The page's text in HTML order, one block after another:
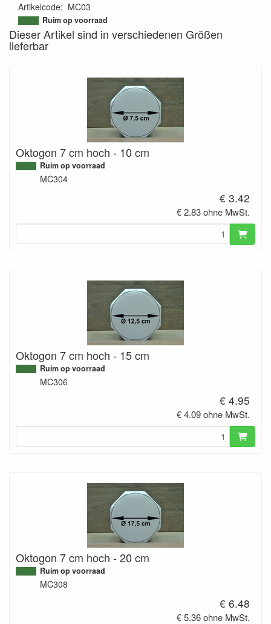
Artikelcode: MC03
9503351348513
Ruim op voorraad
Dieser Artikel sind in verschiedenen Größen
lieferbar
Oktogon 7 cm hoch - 10 cm
Ruim op voorraad
MC304
€ 3.42
€ 2.83 ohne MwSt.
Oktogon 7 cm hoch - 15 cm
Ruim op voorraad
MC306
€ 4.95
€ 4.09 ohne MwSt.
Oktogon 7 cm hoch - 20 cm
Ruim op voorraad
MC308
€ 6.48
€ 5.36 ohne MwSt.